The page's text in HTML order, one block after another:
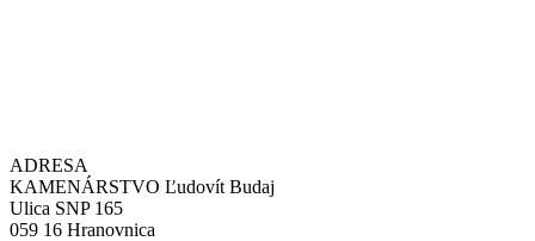
ADRESA
KAMENÁRSTVO Ľudovít Budaj
Ulica SNP 165
059 16 Hranovnica